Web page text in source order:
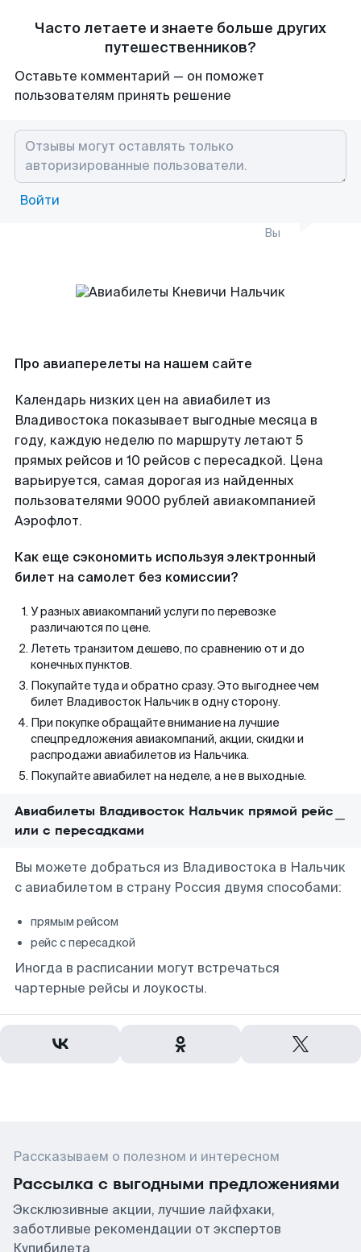
Часто летаете и знаете больше других
путешественников?
Оставьте комментарий — он поможет
пользователям принять решение
Войти
Вы
Про авиаперелеты на нашем сайте
Календарь низких цен на авиабилет из
Владивостока показывает выгодные месяца в
году, каждую неделю по маршруту летают 5
прямых рейсов и 10 рейсов с пересадкой. Цена
варьируется, самая дорогая из найденных
пользователями 9000 рублей авиакомпанией
Аэрофлот.
Как еще сэкономить используя электронный
билет на самолет без комиссии?
У разных авиакомпаний услуги по перевозке
различаются по цене.
Лететь транзитом дешево, по сравнению от и до
конечных пунктов.
Покупайте туда и обратно сразу. Это выгоднее чем
билет Владивосток Нальчик в одну сторону.
При покупке обращайте внимание на лучшие
спецпредложения авиакомпаний, акции, скидки и
распродажи авиабилетов из Нальчика.
Покупайте авиабилет на неделе, а не в выходные.
Авиабилеты Владивосток Нальчик прямой рейс
или с пересадками
Вы можете добраться из Владивостока в Нальчик
с авиабилетом в страну Россия двумя способами:
прямым рейсом
рейс с пересадкой
Иногда в расписании могут встречаться
чартерные рейсы и лоукосты.
Рассказываем о полезном и интересном
Рассылка с выгодными предложениями
Эксклюзивные акции, лучшие лайфхаки,
заботливые рекомендации от экспертов
Купибилета